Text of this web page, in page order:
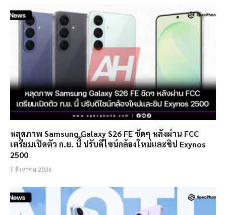
หลุดภาพ Samsung Galaxy S26 FE ชัดๆ หลังผ่าน FCC
เตรียมเปิดตัว ก.ย. นี้ ปรับดีไซน์กล้องใหม่และชิป Exynos
2500
7 สิงหาคม 2026